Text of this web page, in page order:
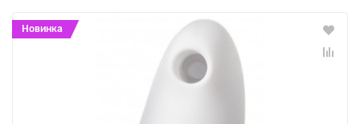
Новинка